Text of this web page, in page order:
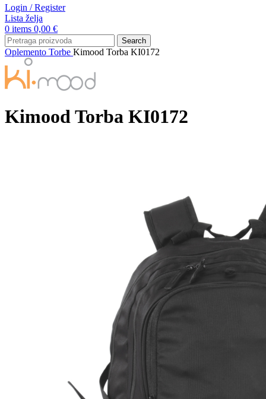
Login / Register
Lista želja
0 items 0,00 €
Search
Oplemento Torbe Kimood Torba KI0172
Kimood Torba KI0172